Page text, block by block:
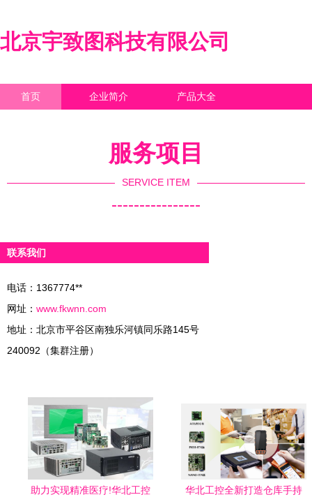
北京宇致图科技有限公司
首页 企业简介 产品大全
服务项目
SERVICE ITEM
----------------
联系我们
电话：1367774**
网址： www.fkwnn.com
地址：北京市平谷区南独乐河镇同乐路145号
240092（集群注册）
助力实现精准医疗!华北工控
华北工控全新打造仓库手持